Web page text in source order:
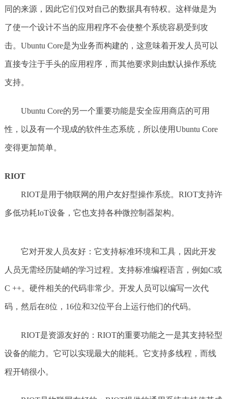
同的来源，因此它们仅对自己的数据具有特权。这样做是为
了使一个设计不当的应用程序不会使整个系统容易受到攻
击。Ubuntu Core是为业务而构建的，这意味着开发人员可以
直接专注于手头的应用程序，而其他要求则由默认操作系统
支持。
Ubuntu Core的另一个重要功能是安全应用商店的可用
性，以及有一个现成的软件生态系统，所以使用Ubuntu Core
变得更加简单。
RIOT
RIOT是用于物联网的用户友好型操作系统。RIOT支持许
多低功耗IoT设备，它也支持各种微控制器架构。
它对开发人员友好：它支持标准环境和工具，因此开发
人员无需经历陡峭的学习过程。支持标准编程语言，例如C或
C ++。硬件相关的代码非常少。开发人员可以编写一次代
码，然后在8位，16位和32位平台上运行他们的代码。
RIOT是资源友好的：RIOT的重要功能之一是其支持轻型
设备的能力。它可以实现最大的能耗。它支持多线程，而线
程开销很小。